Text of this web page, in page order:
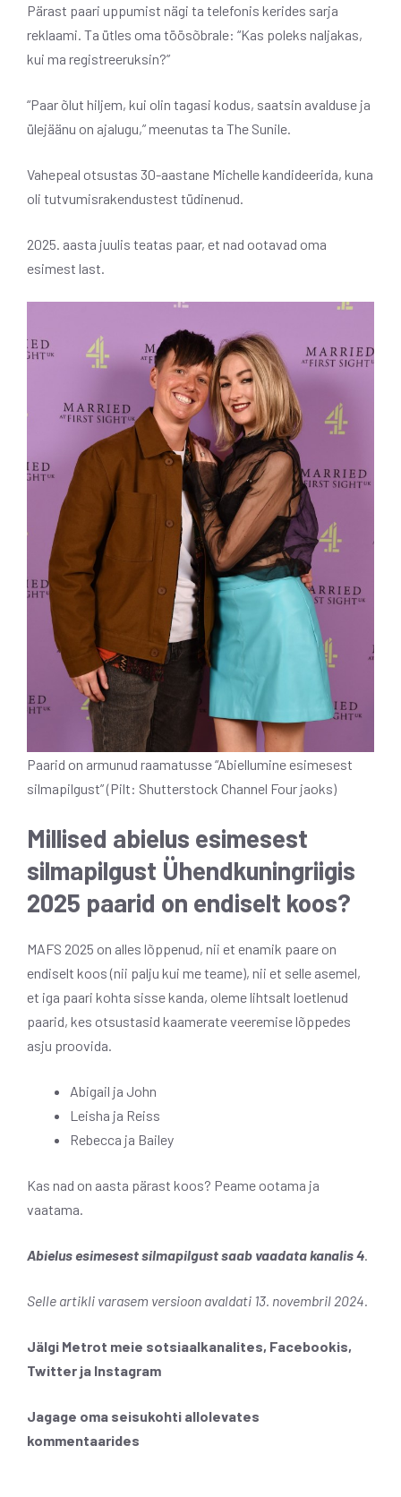
Pärast paari uppumist nägi ta telefonis kerides sarja
reklaami. Ta ütles oma töösõbrale: “Kas poleks naljakas,
kui ma registreeruksin?”
“Paar õlut hiljem, kui olin tagasi kodus, saatsin avalduse ja
ülejäänu on ajalugu,” meenutas ta The Sunile.
Vahepeal otsustas 30-aastane Michelle kandideerida, kuna
oli tutvumisrakendustest tüdinenud.
2025. aasta juulis teatas paar, et nad ootavad oma
esimest last.
Paarid on armunud raamatusse “Abiellumine esimesest
silmapilgust” (Pilt: Shutterstock Channel Four jaoks)
Millised abielus esimesest
silmapilgust Ühendkuningriigis
2025 paarid on endiselt koos?
MAFS 2025 on alles lõppenud, nii et enamik paare on
endiselt koos (nii palju kui me teame), nii et selle asemel,
et iga paari kohta sisse kanda, oleme lihtsalt loetlenud
paarid, kes otsustasid kaamerate veeremise lõppedes
asju proovida.
Abigail ja John
Leisha ja Reiss
Rebecca ja Bailey
Kas nad on aasta pärast koos? Peame ootama ja
vaatama.
Abielus esimesest silmapilgust saab vaadata kanalis 4
Selle artikli varasem versioon avaldati 13. novembril 2024.
Jälgi Metrot meie sotsiaalkanalites, Facebookis,
Twitter ja Instagram
Jagage oma seisukohti allolevates
kommentaarides